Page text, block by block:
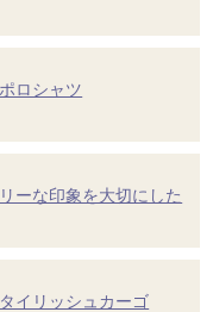
ロシャツ
ーな印象を大切にした
イリッシュカーゴ